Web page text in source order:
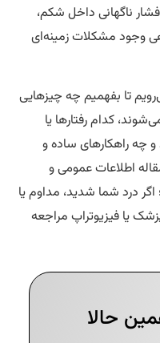
داخل شکم،
مشکلات زمینه‌ای
بفهمیم چه چیزهایی
کدام رفتارها یا
ساده و
عمومی و
شما شدید، مداوم یا
فیزیوتراپ مراجعه